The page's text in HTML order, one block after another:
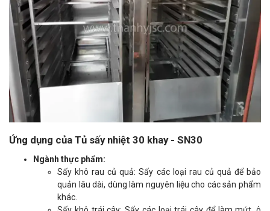
Ứng dụng của Tủ sấy nhiệt 30 khay - SN30
Ngành thực phẩm:
Sấy khô rau củ quả: Sấy các loại rau củ quả để bảo
quản lâu dài, dùng làm nguyên liệu cho các sản phẩm
khác.